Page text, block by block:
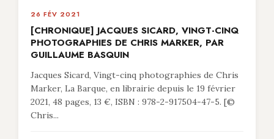
26 FÉV 2021
[CHRONIQUE] JACQUES SICARD, VINGT-CINQ
PHOTOGRAPHIES DE CHRIS MARKER, PAR
GUILLAUME BASQUIN
Jacques Sicard, Vingt-cinq photographies de Chris
Marker, La Barque, en librairie depuis le 19 février
2021, 48 pages, 13 €, ISBN : 978-2-917504-47-5. [©
Chris...